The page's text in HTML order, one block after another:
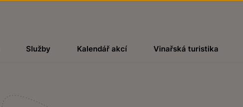
Služby Kalendář akcí Vinařská turistika